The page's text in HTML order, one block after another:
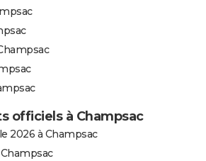
officiels à Champsac
2026 à Champsac